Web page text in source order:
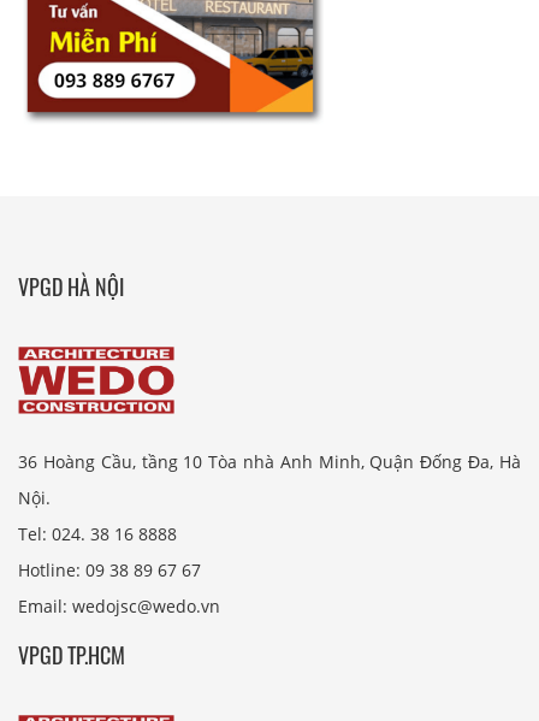
VPGD HÀ NỘI
36 Hoàng Cầu, tầng 10 Tòa nhà Anh Minh, Quận Đống Đa, Hà
Nội.
Tel: 024. 38 16 8888
Hotline: 09 38 89 67 67
Email: wedojsc@wedo.vn
VPGD TP.HCM